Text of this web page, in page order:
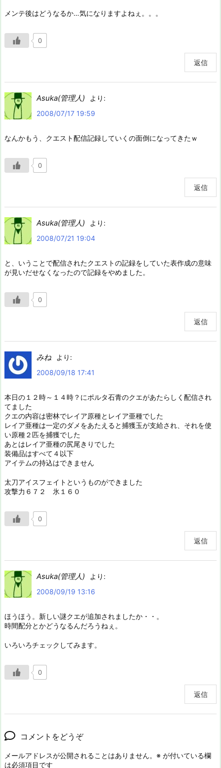
メンテ後はどうなるか…気になりますよねぇ。。。
0
返信
Asuka(管理人)
より:
2008/07/17 19:59
なんかもう、クエスト配信記録していくの面倒になってきたｗ
0
返信
Asuka(管理人)
より:
2008/07/21 19:04
と、いうことで配信されたクエストの記録をしていた表作成の意味
が見いだせなくなったので記録をやめました。
0
返信
みね
より:
2008/09/18 17:41
本日の１２時～１４時？にポルタ石青のクエがあたらしく配信され
てました
クエの内容は密林でレイア原種とレイア亜種でした
レイア亜種は一定のダメをあたえると捕獲玉が支給され、それを使
い原種２匹を捕獲でした
あとはレイア亜種の尻尾きりでした
装備品はすべて４以下
アイテムの持込はできません
太刀アイスフェイトというものができました
攻撃力６７２ 氷１６０
0
返信
Asuka(管理人)
より:
2008/09/19 13:16
ほうほう。新しい謎クエが追加されましたか・・。
時間配分とかどうなるんだろうねぇ。
いろいろチェックしてみます。
0
返信
コメントをどうぞ
メールアドレスが公開されることはありません。 ※ が付いている欄
は必須項目です